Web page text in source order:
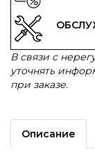
В связи с
уточнять
при заказе.
Описание